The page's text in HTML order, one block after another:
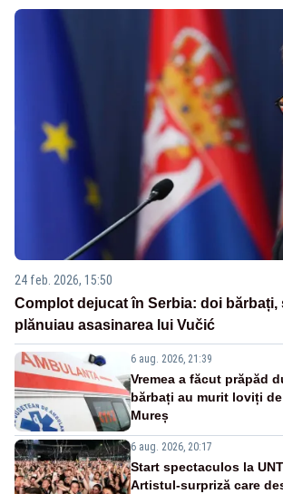
24 feb. 2026, 15:50
Complot dejucat în Serbia: doi bărbați,
plănuiau asasinarea lui Vučić
6 aug. 2026, 21:39
Vremea a făcut prăpăd
bărbați au murit loviți
Mureș
6 aug. 2026, 20:17
Start spectaculos la
Artistul-surpriză care